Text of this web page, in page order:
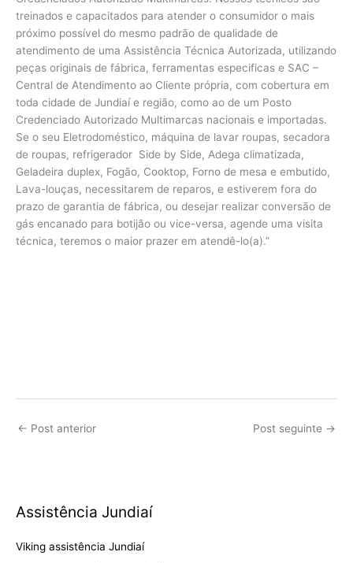
treinados e capacitados para atender o consumidor o mais
próximo possível do mesmo padrão de qualidade de
atendimento de uma Assistência Técnica Autorizada, utilizando
peças originais de fábrica, ferramentas especificas e SAC –
Central de Atendimento ao Cliente própria, com cobertura em
toda cidade de Jundiaí e região, como ao de um Posto
Credenciado Autorizado Multimarcas nacionais e importadas.
Se o seu Eletrodoméstico, máquina de lavar roupas, secadora
de roupas, refrigerador Side by Side, Adega climatizada,
Geladeira duplex, Fogão, Cooktop, Forno de mesa e embutido,
Lava-louças, necessitarem de reparos, e estiverem fora do
prazo de garantia de fábrica, ou desejar realizar conversão de
gás encanado para botijão ou vice-versa, agende uma visita
técnica, teremos o maior prazer em atendê-lo(a).”
← Post anterior Post seguinte →
Assistência Jundiaí
Viking assistência Jundiaí